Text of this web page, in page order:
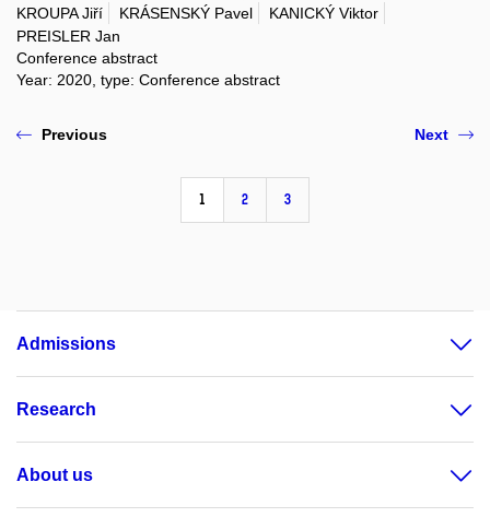
KROUPA Jiří
KRÁSENSKÝ Pavel
KANICKÝ Viktor
PREISLER Jan
Conference abstract
Year: 2020, type: Conference abstract
Previous
1 2 3
Next
Admissions
Research
About us